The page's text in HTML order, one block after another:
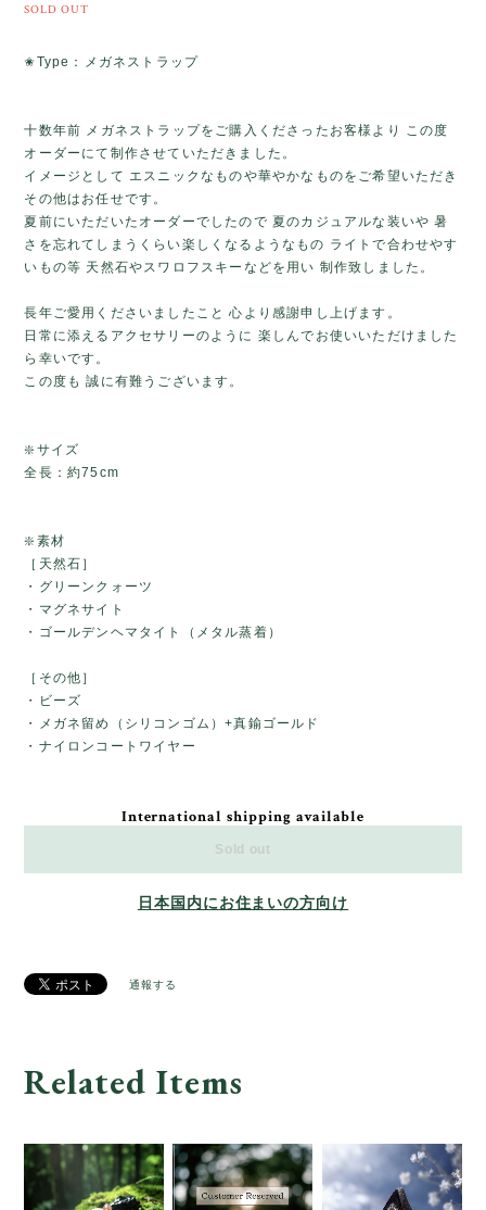
SOLD OUT
✬Type：メガネストラップ
十数年前 メガネストラップをご購入くださったお客様より この度
オーダーにて制作させていただきました。
イメージとして エスニックなものや華やかなものをご希望いただき
その他はお任せです。
夏前にいただいたオーダーでしたので 夏のカジュアルな装いや 暑
さを忘れてしまうくらい楽しくなるようなもの ライトで合わせやす
いもの等 天然石やスワロフスキーなどを用い 制作致しました。
長年ご愛用くださいましたこと 心より感謝申し上げます。
日常に添えるアクセサリーのように 楽しんでお使いいただけました
ら幸いです。
この度も 誠に有難うございます。
❇️サイズ
全長：約75cm
❇️素材
［天然石］
・グリーンクォーツ
・マグネサイト
・ゴールデンヘマタイト（メタル蒸着）
［その他］
・ビーズ
・メガネ留め（シリコンゴム）+真鍮ゴールド
・ナイロンコートワイヤー
International shipping available
Sold out
日本国内にお住まいの方向け
通報する
Related Items